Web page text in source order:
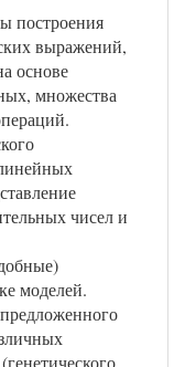
построения
выражений,
основе
множества
чисел и
моделей.